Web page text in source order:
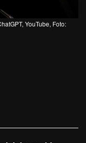
YouTube, Foto: